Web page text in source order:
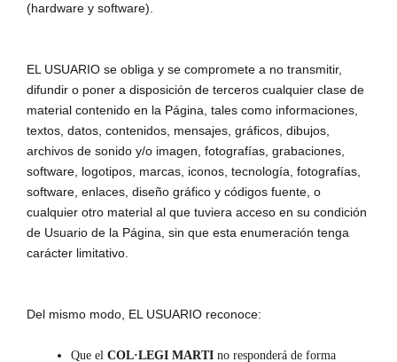
(hardware y software).
EL USUARIO se obliga y se compromete a no transmitir,
difundir o poner a disposición de terceros cualquier clase de
material contenido en la Página, tales como informaciones,
textos, datos, contenidos, mensajes, gráficos, dibujos,
archivos de sonido y/o imagen, fotografías, grabaciones,
software, logotipos, marcas, iconos, tecnología, fotografías,
software, enlaces, diseño gráfico y códigos fuente, o
cualquier otro material al que tuviera acceso en su condición
de Usuario de la Página, sin que esta enumeración tenga
carácter limitativo.
Del mismo modo, EL USUARIO reconoce:
Que el COL·LEGI MARTI no responderá de forma